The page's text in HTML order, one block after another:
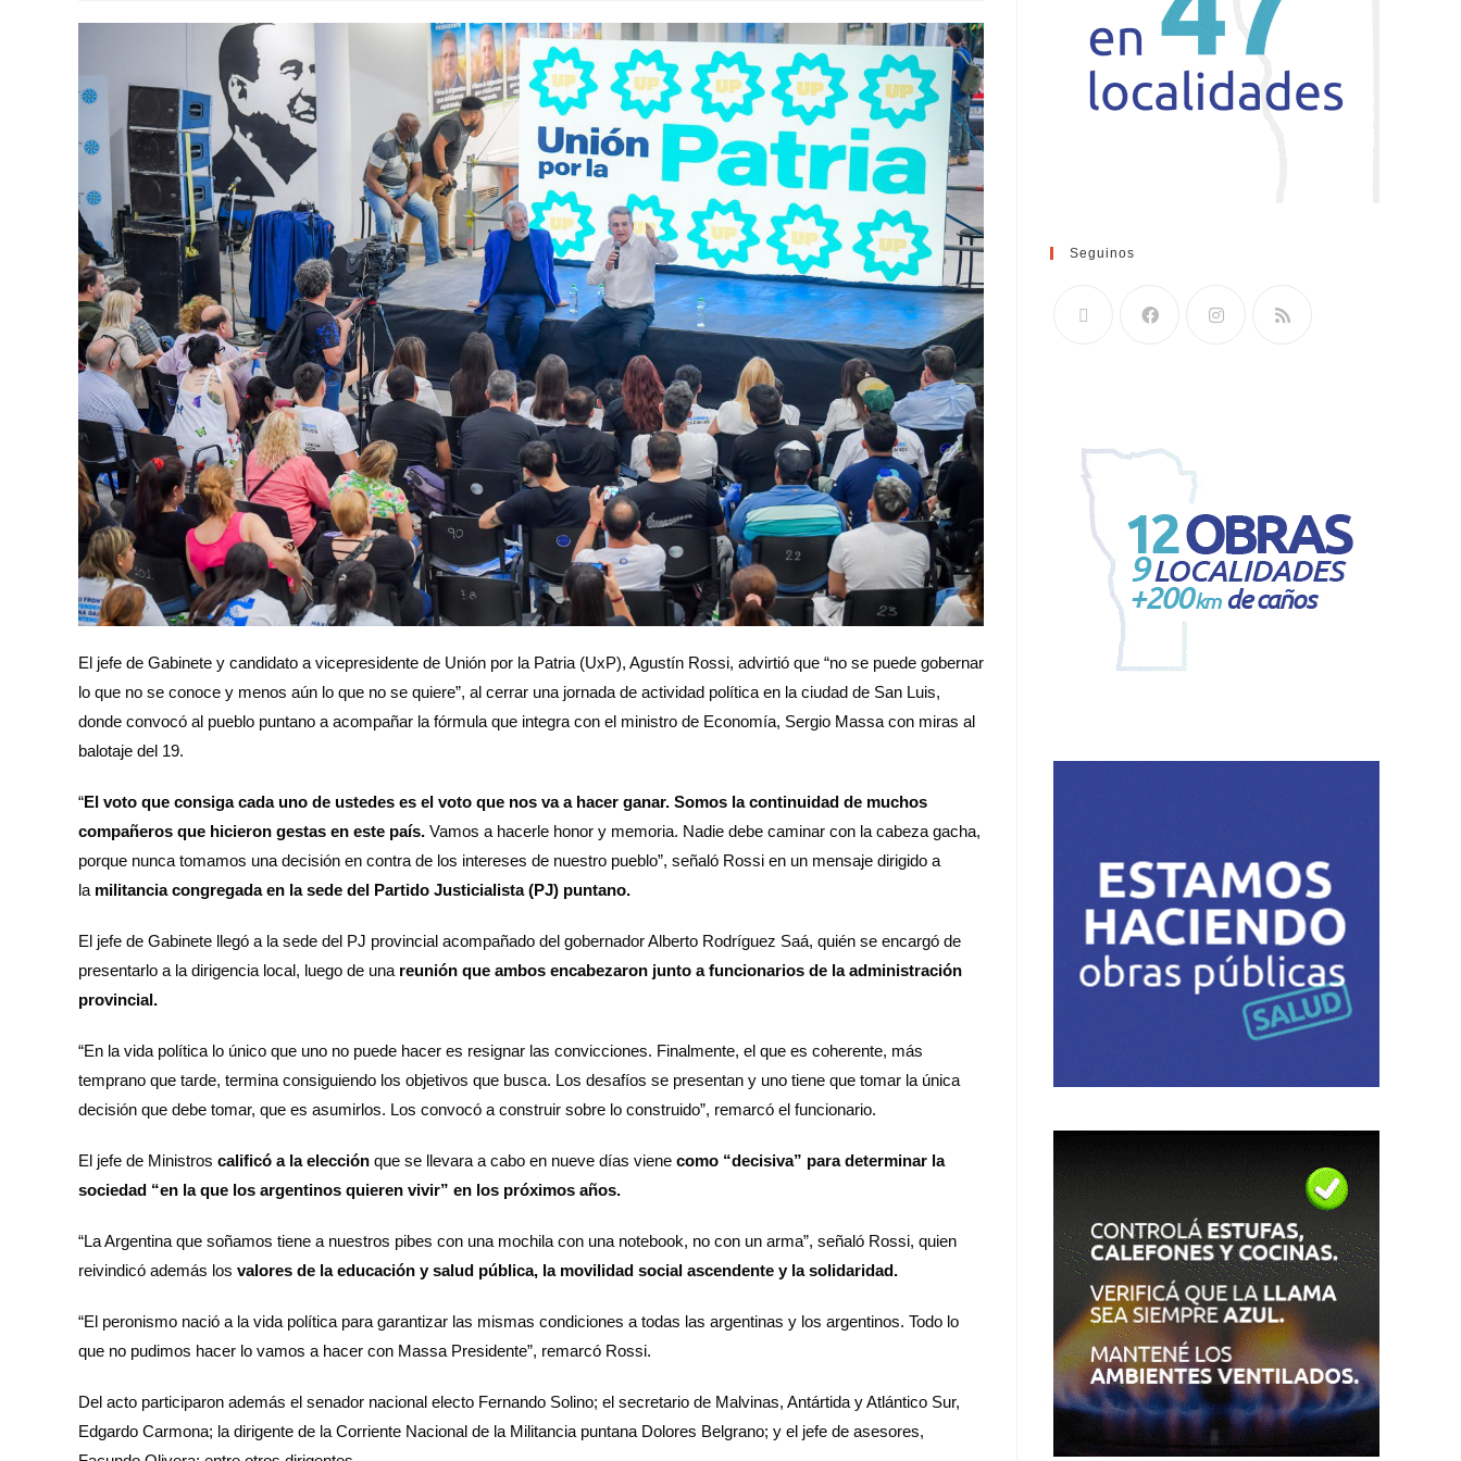
El jefe de Gabinete y candidato a vicepresidente de Unión por la Patria (UxP), Agustín Rossi, advirtió que “no se puede gobernar
lo que no se conoce y menos aún lo que no se quiere”, al cerrar una jornada de actividad política en la ciudad de San Luis,
donde convocó al pueblo puntano a acompañar la fórmula que integra con el ministro de Economía, Sergio Massa con miras al
balotaje del 19.
“El voto que consiga cada uno de ustedes es el voto que nos va a hacer ganar. Somos la continuidad de muchos
compañeros que hicieron gestas en este país. Vamos a hacerle honor y memoria. Nadie debe caminar con la cabeza gacha,
porque nunca tomamos una decisión en contra de los intereses de nuestro pueblo”, señaló Rossi en un mensaje dirigido a
la militancia congregada en la sede del Partido Justicialista (PJ) puntano.
El jefe de Gabinete llegó a la sede del PJ provincial acompañado del gobernador Alberto Rodríguez Saá, quién se encargó de
presentarlo a la dirigencia local, luego de una reunión que ambos encabezaron junto a funcionarios de la administración
provincial.
“En la vida política lo único que uno no puede hacer es resignar las convicciones. Finalmente, el que es coherente, más
temprano que tarde, termina consiguiendo los objetivos que busca. Los desafíos se presentan y uno tiene que tomar la única
decisión que debe tomar, que es asumirlos. Los convocó a construir sobre lo construido”, remarcó el funcionario.
El jefe de Ministros calificó a la elección que se llevara a cabo en nueve días viene como “decisiva” para determinar la
sociedad “en la que los argentinos quieren vivir” en los próximos años.
“La Argentina que soñamos tiene a nuestros pibes con una mochila con una notebook, no con un arma”, señaló Rossi, quien
reivindicó además los valores de la educación y salud pública, la movilidad social ascendente y la solidaridad.
“El peronismo nació a la vida política para garantizar las mismas condiciones a todas las argentinas y los argentinos. Todo lo
que no pudimos hacer lo vamos a hacer con Massa Presidente”, remarcó Rossi.
Del acto participaron además el senador nacional electo Fernando Solino; el secretario de Malvinas, Antártida y Atlántico Sur,
Edgardo Carmona; la dirigente de la Corriente Nacional de la Militancia puntana Dolores Belgrano; y el jefe de asesores,
Seguinos